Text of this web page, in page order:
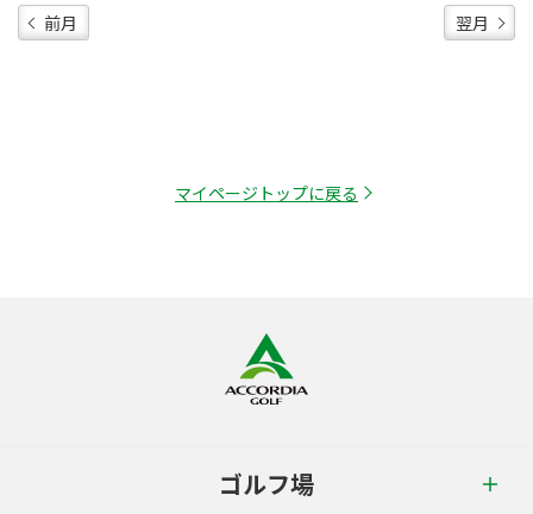
前月 翌月
マイページトップに戻る
ゴルフ場